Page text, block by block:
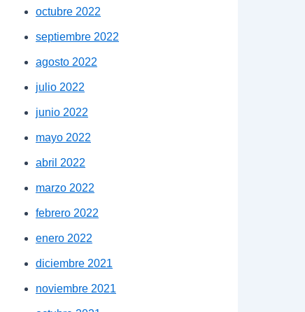
octubre 2022
septiembre 2022
agosto 2022
julio 2022
junio 2022
mayo 2022
abril 2022
marzo 2022
febrero 2022
enero 2022
diciembre 2021
noviembre 2021